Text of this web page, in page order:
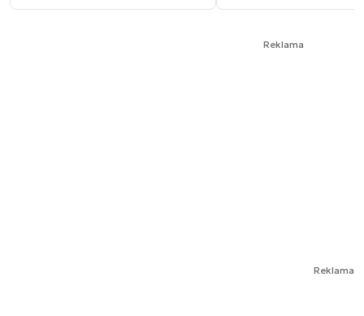
Reklama
Reklama